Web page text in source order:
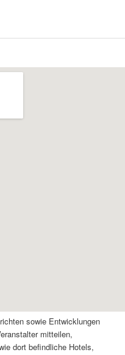
sowie Entwicklungen
mitteilen,
dort befindliche Hotels,